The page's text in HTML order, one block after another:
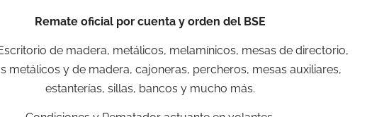
Remate oficial por cuenta y orden del BSE
de madera, metálicos, melamínicos, mesas de directorio,
metálicos y de madera, cajoneras, percheros, mesas auxiliares,
estanterías, sillas, bancos y mucho más.